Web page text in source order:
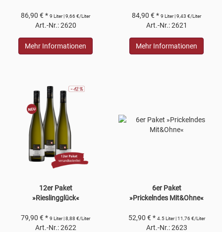
86,90 € * 9 Liter | 9,66 €/Liter
Art.-Nr.: 2620
Mehr Informationen
84,90 € * 9 Liter | 9,43 €/Liter
Art.-Nr.: 2621
Mehr Informationen
12er Paket
»Rieslingglück«
79,90 € * 9 Liter | 8,88 €/Liter
Art.-Nr.: 2622
6er Paket
»Prickelndes Mit&Ohne«
52,90 € * 4.5 Liter | 11,76 €/Liter
Art.-Nr.: 2623